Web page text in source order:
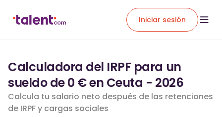
Iniciar sesión
Calculadora del IRPF para un
sueldo de 0 € en Ceuta - 2026
Calcula tu salario neto después de las retenciones
de IRPF y cargas sociales